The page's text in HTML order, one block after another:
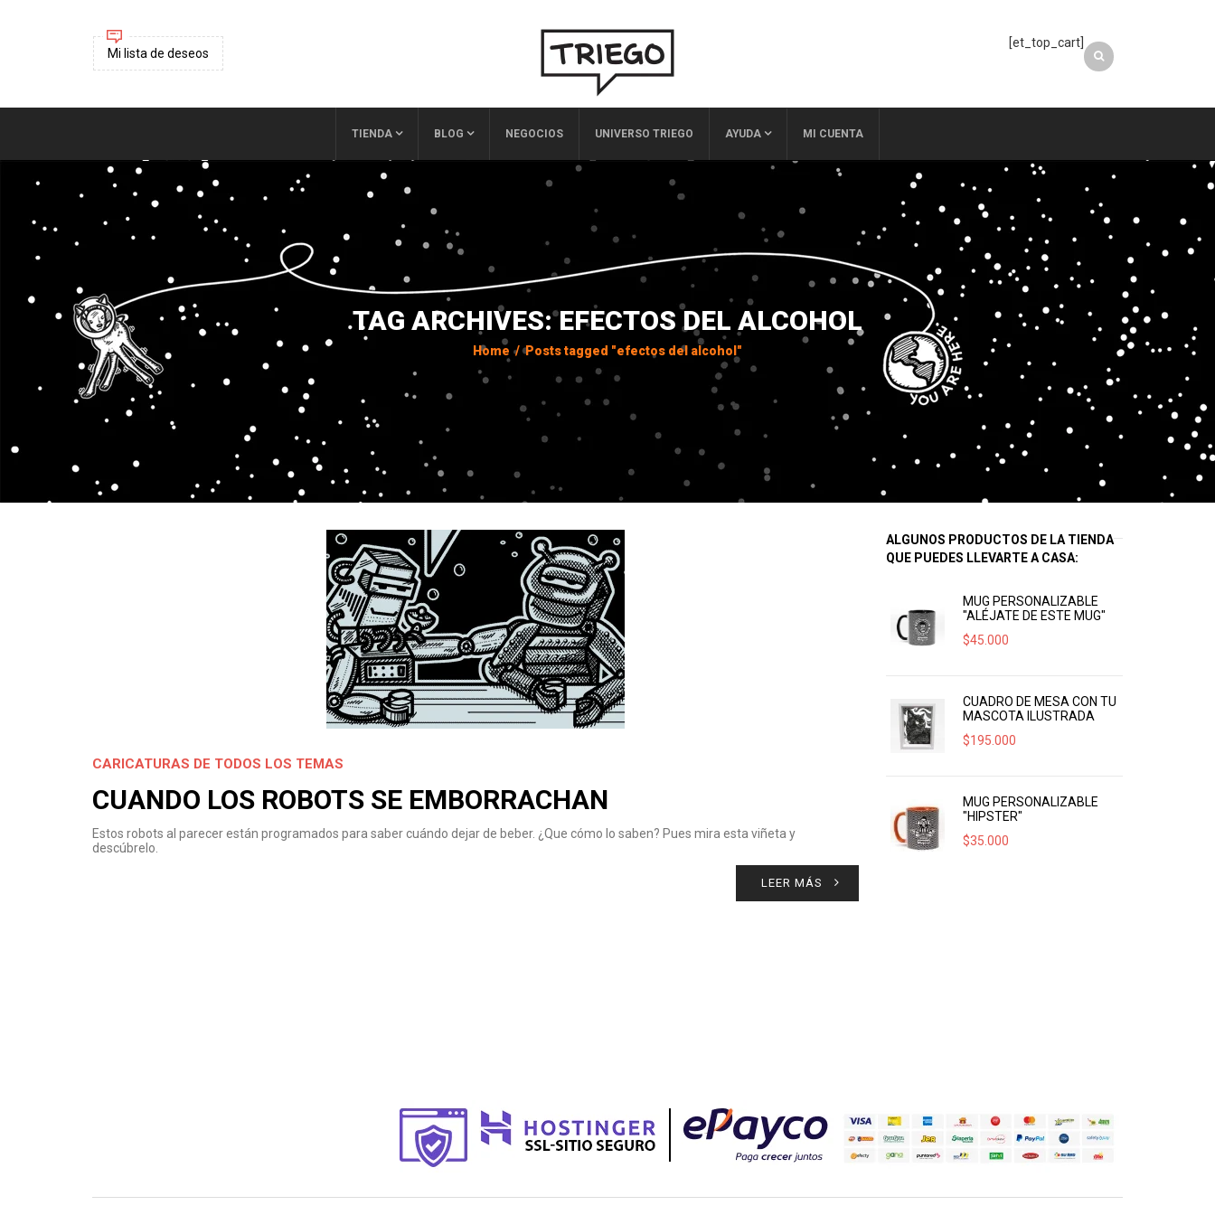
Mi lista de deseos
[et_top_cart]
TIENDA BLOG NEGOCIOS UNIVERSO TRIEGO AYUDA MI CUENTA
TAG ARCHIVES: EFECTOS DEL ALCOHOL
Home / Posts tagged "efectos del alcohol"
CARICATURAS DE TODOS LOS TEMAS
CUANDO LOS ROBOTS SE EMBORRACHAN
Estos robots al parecer están programados para saber cuándo dejar de beber. ¿Que cómo lo saben? Pues mira esta viñeta y
descúbrelo.
LEER MÁS
ALGUNOS PRODUCTOS DE LA TIENDA
QUE PUEDES LLEVARTE A CASA:
MUG PERSONALIZABLE
"ALÉJATE DE ESTE MUG"
$45.000
CUADRO DE MESA CON TU
MASCOTA ILUSTRADA
$195.000
MUG PERSONALIZABLE
"HIPSTER"
$35.000